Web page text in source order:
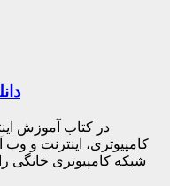
در کتاب آموزش
کامپیوتری، اینترنت و
شبکه کامپیوتری خانگی